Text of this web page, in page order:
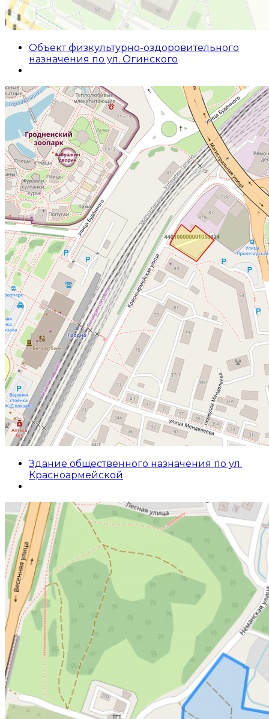
Объект физкультурно-оздоровительного
назначения по ул. Огинского
Здание общественного назначения по ул.
Красноармейской